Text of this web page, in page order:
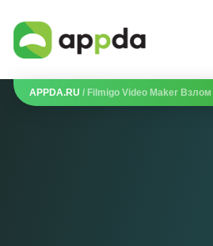
APPDA.RU / Filmigo Video Maker